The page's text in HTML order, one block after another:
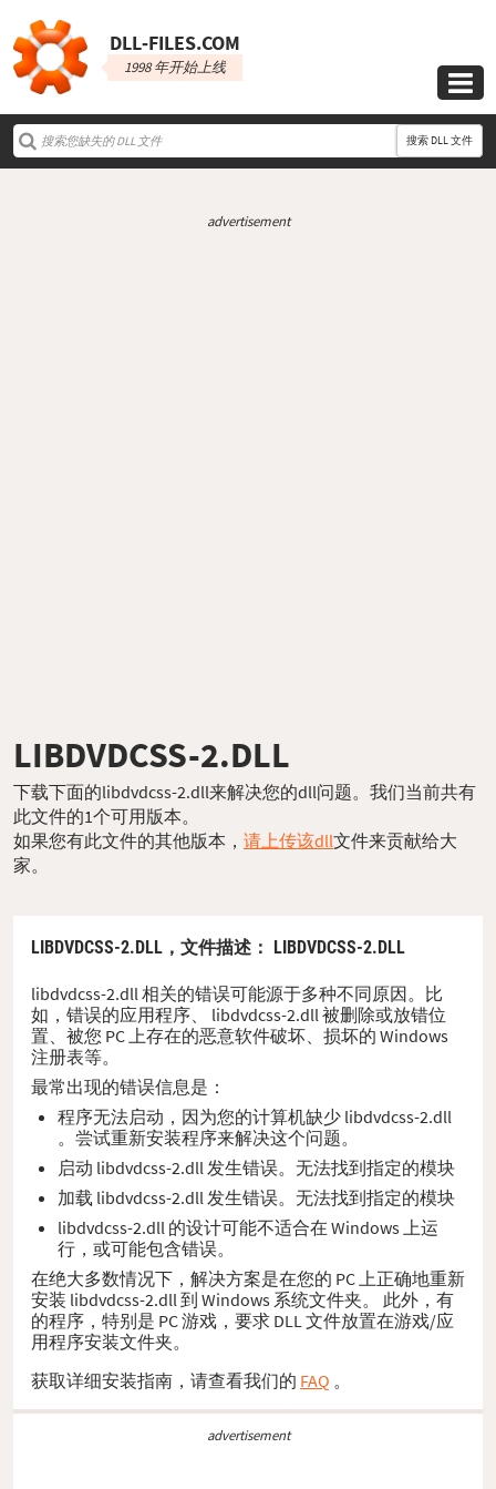
DLL‑FILES.COM
1998 年开始上线

搜索 DLL 文件
advertisement
LIBDVDCSS-2.DLL
下载下面的libdvdcss-2.dll来解决您的dll问题。我们当前共有
此文件的1个可用版本。
如果您有此文件的其他版本， 请上传该dll文件来贡献给大
家。
LIBDVDCSS-2.DLL， 文件描述 ： LIBDVDCSS-2.DLL
libdvdcss-2.dll 相关的错误可能源于多种不同原因。比
如，错误的应用程序、 libdvdcss-2.dll 被删除或放错位
置、被您 PC 上存在的恶意软件破坏、损坏的 Windows
注册表等。
最常出现的错误信息是：
程序无法启动，因为您的计算机缺少 libdvdcss-2.dll
。尝试重新安装程序来解决这个问题。
启动 libdvdcss-2.dll 发生错误。无法找到指定的模块
加载 libdvdcss-2.dll 发生错误。无法找到指定的模块
libdvdcss-2.dll 的设计可能不适合在 Windows 上运
行，或可能包含错误。
在绝大多数情况下，解决方案是在您的 PC 上正确地重新
安装 libdvdcss-2.dll 到 Windows 系统文件夹。 此外，有
的程序，特别是 PC 游戏，要求 DLL 文件放置在游戏/应
用程序安装文件夹。
获取详细安装指南，请查看我们的 FAQ 。
advertisement